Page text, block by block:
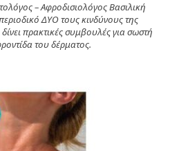
– Αφροδισιολόγος Βασιλική
ΔΥΟ τους κινδύνους της
πρακτικές συμβουλές για σωστή
του δέρματος.